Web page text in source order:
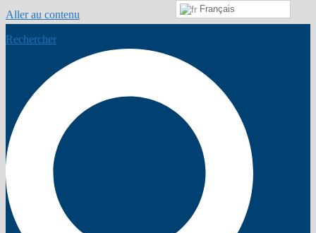
Aller au contenu
Rechercher
Français